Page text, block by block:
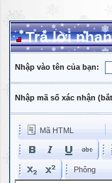
Trả lời
Nhập vào tên của bạn:
Nhập mã số xác nhận
Mã HTML
Phông